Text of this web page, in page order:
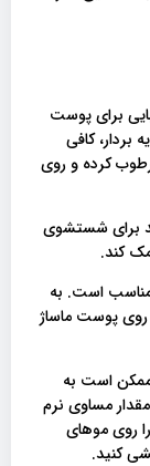
برای پوست
بردار، کافی
کرده و روی
برای شستشوی
کند.
این کار مناسب است. به
روی پوست ماساژ
ممکن است به
مساوی نرم
روی موهای